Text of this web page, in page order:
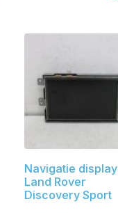
Navigatie display
Land Rover
Discovery Sport